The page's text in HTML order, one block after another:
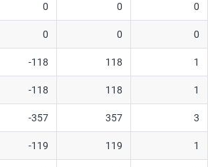
0 0 0
0 0 0
-118 118 1
-118 118 1
-357 357 3
-119 119 1